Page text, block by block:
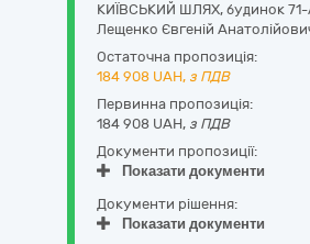
КИЇВСЬКИЙ ШЛЯХ, будинок
Лещенко Євгеній
Остаточна пропозиція:
184 908 UAH, з ПДВ
Первинна пропозиція:
184 908 UAH, з ПДВ
Документи пропозиції:
Показати документи
Документи рішення:
Показати документи